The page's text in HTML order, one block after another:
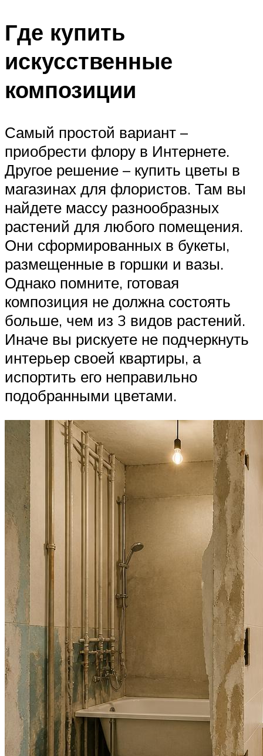
Где купить
искусственные
композиции
Самый простой вариант –
приобрести флору в Интернете.
Другое решение – купить цветы в
магазинах для флористов. Там вы
найдете массу разнообразных
растений для любого помещения.
Они сформированных в букеты,
размещенные в горшки и вазы.
Однако помните, готовая
композиция не должна состоять
больше, чем из 3 видов растений.
Иначе вы рискуете не подчеркнуть
интерьер своей квартиры, а
испортить его неправильно
подобранными цветами.